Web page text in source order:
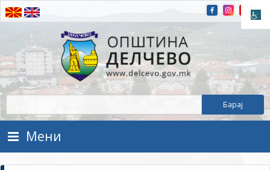
Прескокнете на содржината
Општина Делчево
Општина Делчево
Мени